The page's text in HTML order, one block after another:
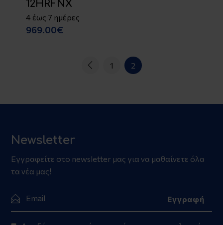
12HRFNX
4 έως 7 ημέρες
969.00€
1 2
Newsletter
Εγγραφείτε στο newsletter μας για να μαθαίνετε όλα
τα νέα μας!